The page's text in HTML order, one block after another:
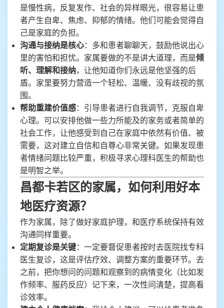
是慢性病，反复发作、社会的异样眼光，很容易让患
者产生自卑、焦虑、抑郁的情绪。他们可能会觉得自
己是家庭的负担。
沟通与接纳是核心：多和患者聊聊天，鼓励他说出心
里的害怕和担忧。家属要做的不是讲大道理，而是倾
听、理解和接纳，让他知道你们永远是他坚强的后
盾。家里要努力营造一个轻松、温暖、没有歧视的氛
围。
帮助重建价值感：引导患者进行自我调节，克服自卑
心理。可以安排他做一些力所能及的家务或者简单的
社会工作，让他感受到自己在家庭中依然有价值、被
需要，这对建立自信和自尊心非常关键。如果发现患
者情绪问题比较严重，积极寻求心理科医生的帮助也
是明智之举。
昌都卡若区的家属，如何利用好本
地医疗资源？
作为家属，除了做好家庭护理，和医疗系统保持有效
沟通同样重要。
定期复诊是关键：一定要督促患者按时去医院找专科
医生复诊，这是评估疗效、调整方案的重要环节。去
之前，把你想问的问题和观察到的病情变化（比如发
作频率、服药反应）记下来，一次性问清楚，提高看
诊效率。